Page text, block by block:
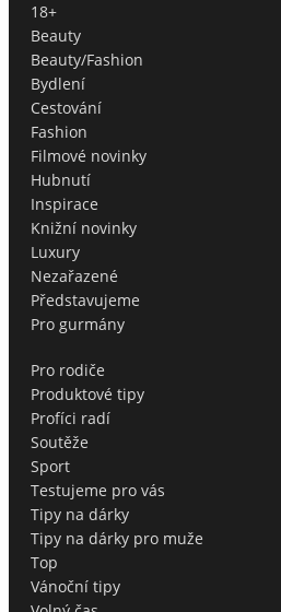
18+
Beauty
Beauty/Fashion
Bydlení
Cestování
Fashion
Filmové novinky
Hubnutí
Inspirace
Knižní novinky
Luxury
Nezařazené
Představujeme
Pro gurmány
Pro rodiče
Produktové tipy
Profíci radí
Soutěže
Sport
Testujeme pro vás
Tipy na dárky
Tipy na dárky pro muže
Top
Vánoční tipy